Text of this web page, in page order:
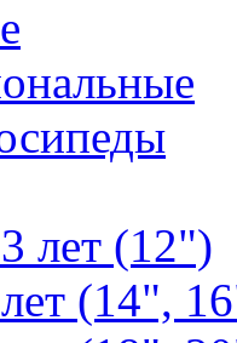
лет (12")
(14",